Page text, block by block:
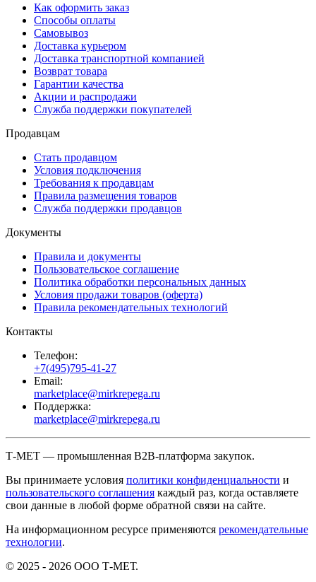
Как оформить заказ
Способы оплаты
Самовывоз
Доставка курьером
Доставка транспортной компанией
Возврат товара
Гарантии качества
Акции и распродажи
Служба поддержки покупателей
Продавцам
Стать продавцом
Условия подключения
Требования к продавцам
Правила размещения товаров
Служба поддержки продавцов
Документы
Правила и документы
Пользовательское соглашение
Политика обработки персональных данных
Условия продажи товаров (оферта)
Правила рекомендательных технологий
Контакты
Телефон:
+7(495)795-41-27
Email:
marketplace@mirkrepega.ru
Поддержка:
marketplace@mirkrepega.ru
Т-МЕТ — промышленная B2B-платформа закупок.
Вы принимаете условия политики конфиденциальности и
пользовательского соглашения каждый раз, когда оставляете
свои данные в любой форме обратной связи на сайте.
На информационном ресурсе применяются рекомендательные
технологии.
© 2025 - 2026 ООО Т-МЕТ.